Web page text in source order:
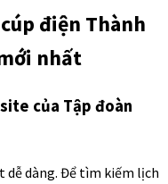
điện Thành
nhất
của Tập đoàn
dễ dàng. Để tìm kiếm lịch